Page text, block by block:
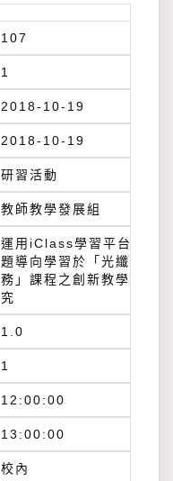
107
1
2018-10-19
2018-10-19
研習活動
教師教學發展組
運用iClass學習平台暨專
題導向學習於「光纖傳輸實
務」課程之創新教學實踐研
究
1.0
1
12:00:00
13:00:00
校內